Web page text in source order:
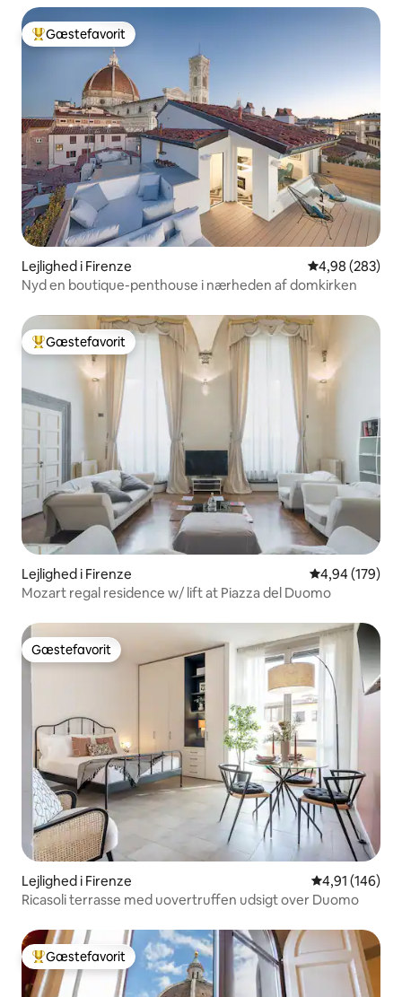
Bedste gæstefavorit
Gæstefavorit
Lejlighed i Firenze 4,98 ud af 5 i
4,98 (283)
Nyd en boutique-penthouse i nærheden af domkirken
Bedste gæstefavorit
Gæstefavorit
Lejlighed i Firenze 4,94 ud af 5 i
4,94 (179)
Mozart regal residence w/ lift at Piazza del Duomo
Gæstefavorit
Gæstefavorit
Lejlighed i Firenze 4,91 ud af 5 i
4,91 (146)
Ricasoli terrasse med uovertruffen udsigt over Duomo
Bedste gæstefavorit
Gæstefavorit